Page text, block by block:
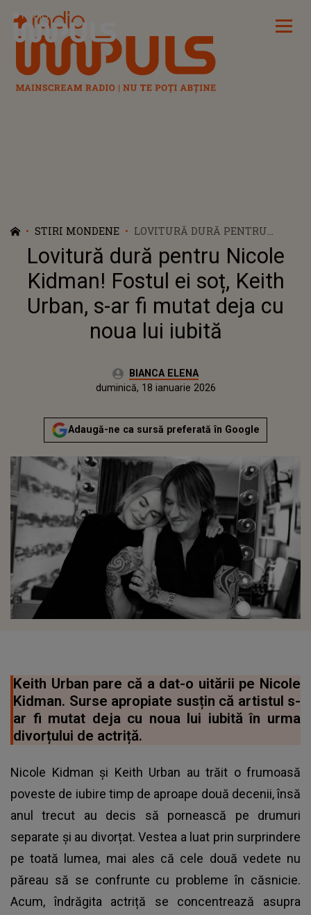
Radio Impuls
STIRI MONDENE
LOVITURĂ DURĂ PENTRU
NICOLE KIDMAN! FOSTUL EI
SOȚ, KEITH URBAN, S-AR FI
MUTAT DEJA CU NOUA LUI
IUBITĂ
Lovitură dură pentru Nicole
Kidman! Fostul ei soț, Keith
Urban, s-ar fi mutat deja cu
noua lui iubită
Autor:BIANCA ELENA
duminică, 18 ianuarie 2026
Actualizat:
duminică, 18 ianuarie 2026
Adaugă-ne ca sursă preferată în Google
Keith Urban pare că a dat-o uitării pe Nicole
Kidman. Surse apropiate susțin că artistul s-
ar fi mutat deja cu noua lui iubită în urma
divorțului de actriță.
Nicole Kidman și Keith Urban au trăit o frumoasă
poveste de iubire timp de aproape două decenii, însă
anul trecut au decis să pornească pe drumuri
separate și au divorțat. Vestea a luat prin surprindere
pe toată lumea, mai ales că cele două vedete nu
păreau să se confrunte cu probleme în căsnicie.
Acum, îndrăgita actriță se concentrează asupra